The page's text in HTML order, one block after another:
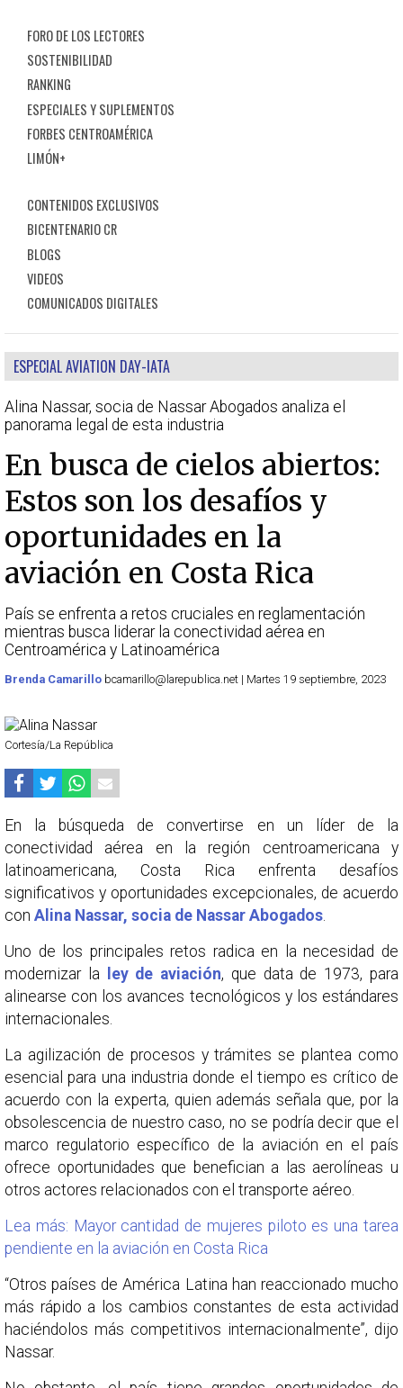
FORO DE LOS LECTORES
SOSTENIBILIDAD
RANKING
ESPECIALES Y SUPLEMENTOS
FORBES CENTROAMÉRICA
LIMÓN+
CONTENIDOS EXCLUSIVOS
BICENTENARIO CR
BLOGS
VIDEOS
COMUNICADOS DIGITALES
ESPECIAL AVIATION DAY-IATA
Alina Nassar, socia de Nassar Abogados analiza el
panorama legal de esta industria
En busca de cielos abiertos:
Estos son los desafíos y
oportunidades en la
aviación en Costa Rica
País se enfrenta a retos cruciales en reglamentación
mientras busca liderar la conectividad aérea en
Centroamérica y Latinoamérica
Brenda Camarillo bcamarillo@larepublica.net | Martes 19 septiembre, 2023
Cortesía/La República
En la búsqueda de convertirse en un líder de la
conectividad aérea en la región centroamericana y
latinoamericana, Costa Rica enfrenta desafíos
significativos y oportunidades excepcionales, de acuerdo
con Alina Nassar, socia de Nassar Abogados.
Uno de los principales retos radica en la necesidad de
modernizar la
ley de aviación, que data de 1973, para
alinearse con los avances tecnológicos y los estándares
internacionales.
La agilización de procesos y trámites se plantea como
esencial para una industria donde el tiempo es crítico de
acuerdo con la experta, quien además señala que, por la
obsolescencia de nuestro caso, no se podría decir que el
marco regulatorio específico de la aviación en el país
ofrece oportunidades que benefician a las aerolíneas u
otros actores relacionados con el transporte aéreo.
Lea más: Mayor cantidad de mujeres piloto es una tarea
pendiente en la aviación en Costa Rica
“Otros países de América Latina han reaccionado mucho
más rápido a los cambios constantes de esta actividad
haciéndolos más competitivos internacionalmente”, dijo
Nassar.